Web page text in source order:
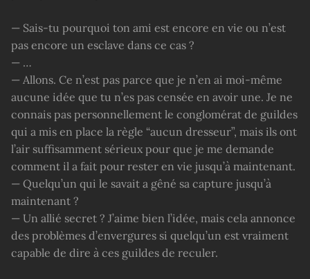
— Sais-tu pourquoi ton ami est encore en vie ou n’est
pas encore un esclave dans ce cas ?
— …
— Allons. Ce n’est pas parce que je n’en ai moi-même
aucune idée que tu n’es pas censée en avoir une. Je ne
connais pas personnellement le conglomérat de guildes
qui a mis en place la règle “aucun dresseur”, mais ils ont
l’air suffisamment sérieux pour que je me demande
comment il a fait pour rester en vie jusqu’à maintenant.
— Quelqu’un qui le savait a gêné sa capture jusqu’à
maintenant ?
— Un allié secret ? J’aime bien l’idée, mais cela annonce
des problèmes d’envergures si quelqu’un est vraiment
capable de dire à ces guildes de reculer.